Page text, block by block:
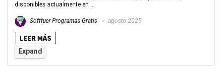
disponibles actualmente en ...
Softfuer Programas Gratis agosto 2025
LEER MÁS
Expand